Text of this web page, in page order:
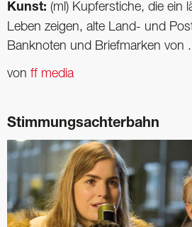
Kunst: (ml) Kupferstiche, die ein
Leben zeigen, alte Land- und
Banknoten und Briefmarken von
von ff media
Stimmungsachterbahn